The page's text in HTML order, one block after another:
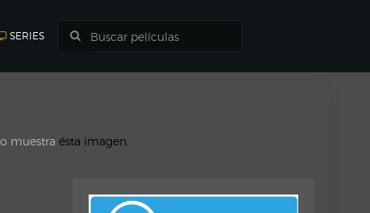
SERIES
muestra ésta imagen.